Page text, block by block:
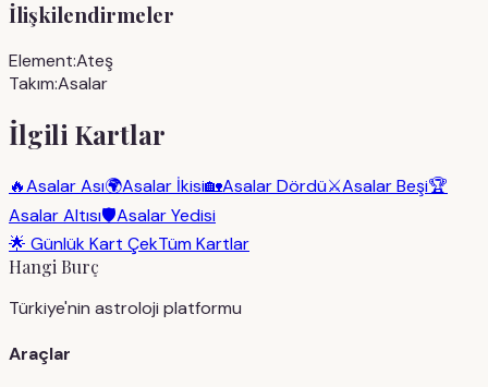
İlişkilendirmeler
Element:Ateş
Takım:Asalar
İlgili Kartlar
🔥Asalar Ası🌍Asalar İkisi🏡Asalar Dördü⚔️Asalar Beşi🏆
Asalar Altısı🛡️Asalar Yedisi
🌟 Günlük Kart ÇekTüm Kartlar
Hangi Burç
Türkiye'nin astroloji platformu
Araçlar